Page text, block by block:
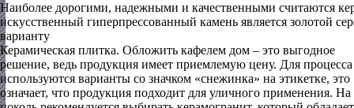
Наиболее дорогими, надежными и качественными считаются
искусственный гиперпрессованный камень является золотой
варианту
Керамическая плитка. Обложить кафелем дом – это выгодное
решение, ведь продукция имеет приемлемую цену. Для процесса
используются варианты со значком «снежинка» на этикетке, это
означает, что продукция подходит для уличного применения. На